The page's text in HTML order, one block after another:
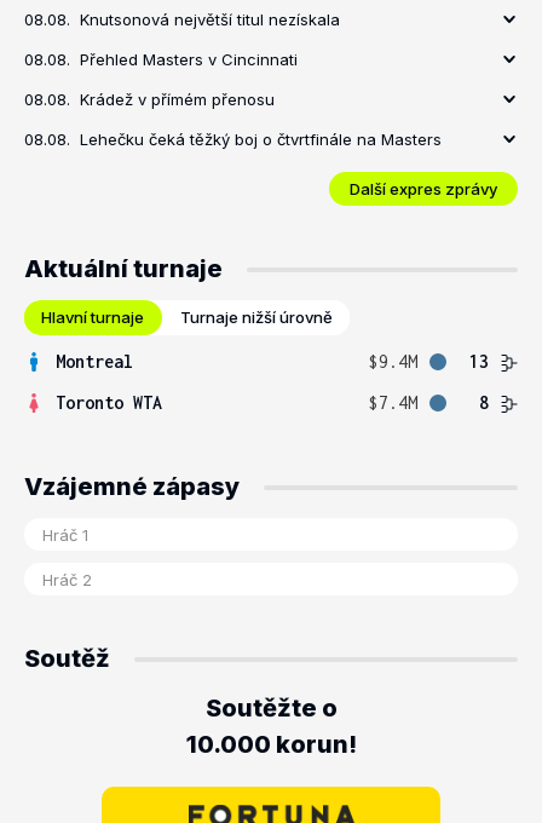
08.08. Knutsonová největší titul nezískala
08.08. Přehled Masters v Cincinnati
08.08. Krádež v přímém přenosu
08.08. Lehečku čeká těžký boj o čtvrtfinále na Masters
Další expres zprávy
Aktuální turnaje
Hlavní turnaje Turnaje nižší úrovně
Montreal $9.4M
13
Toronto WTA
$7.4M 8
Vzájemné zápasy
Soutěž
Soutěžte o
10.000 korun!